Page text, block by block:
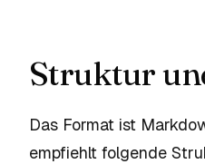
Struktur
Das Format ist
empfiehlt folgende